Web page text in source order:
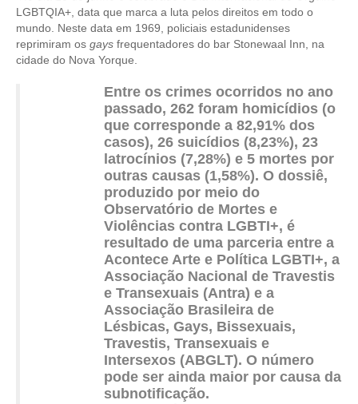
LEGISLAÇÃO
LEI 4.950-A/1966 – PISO SALARIAL
LEI 6.496/1977 – ART
RES 1.002/2002 – CÓDIGO DE ÉTICA
HOMOLOGAÇÕES
FIQUE POR DENTRO
APRESENTAÇÃO
EMPREGO E ESTÁGIO
LGBTQIA+, data que marca a luta pelos direitos em todo o
mundo. Neste data em 1969, policiais estadunidenses
reprimiram os gays frequentadores do bar Stonewaal Inn, na
cidade do Nova Yorque.
Entre os crimes ocorridos no ano
passado, 262 foram homicídios (o
que corresponde a 82,91% dos
casos), 26 suicídios (8,23%), 23
latrocínios (7,28%) e 5 mortes por
outras causas (1,58%). O dossiê,
produzido por meio do
Observatório de Mortes e
Violências contra LGBTI+, é
resultado de uma parceria entre a
Acontece Arte e Política LGBTI+, a
Associação Nacional de Travestis
e Transexuais (Antra) e a
Associação Brasileira de
Lésbicas, Gays, Bissexuais,
Travestis, Transexuais e
Intersexos (ABGLT). O número
pode ser ainda maior por causa da
subnotificação.